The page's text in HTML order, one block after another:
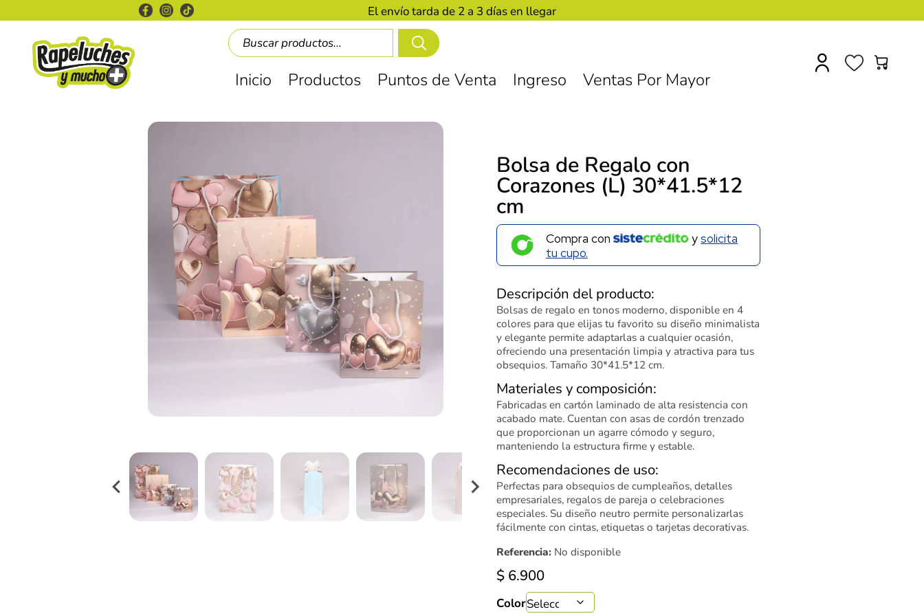
El envío tarda de 2 a 3 días en llegar
Inicio Productos Puntos de Venta Ingreso Ventas Por Mayor
0
Bolsa de Regalo con
Corazones (L) 30*41.5*12
cm
Compra con ysolicita
tu cupo.
Descripción del producto:
Bolsas de regalo en tonos moderno, disponible en 4
colores para que elijas tu favorito su diseño minimalista
y elegante permite adaptarlas a cualquier ocasión,
ofreciendo una presentación limpia y atractiva para tus
obsequios. Tamaño 30*41.5*12 cm.
Materiales y composición:
Fabricadas en cartón laminado de alta resistencia con
acabado mate. Cuentan con asas de cordón trenzado
que proporcionan un agarre cómodo y seguro,
manteniendo la estructura firme y estable.
Recomendaciones de uso:
Perfectas para obsequios de cumpleaños, detalles
empresariales, regalos de pareja o celebraciones
especiales. Su diseño neutro permite personalizarlas
fácilmente con cintas, etiquetas o tarjetas decorativas.
Referencia: No disponible
$ 6.900
Color